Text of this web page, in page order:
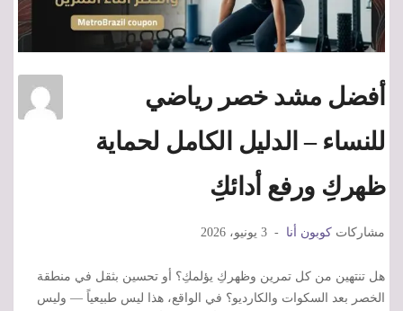
أفضل مشد خصر رياضي
للنساء – الدليل الكامل لحماية
ظهركِ ورفع أدائكِ
مشاركات كوبون أنا 3 يونيو، 2026
هل تنتهين من كل تمرين وظهركِ يؤلمكِ؟ أو تحسين بثقل في منطقة
الخصر بعد السكوات والكارديو؟ في الواقع، هذا ليس طبيعياً — وليس